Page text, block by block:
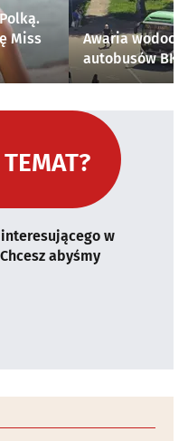
Miss
Awaria
autobusów
interesującego w
abyśmy